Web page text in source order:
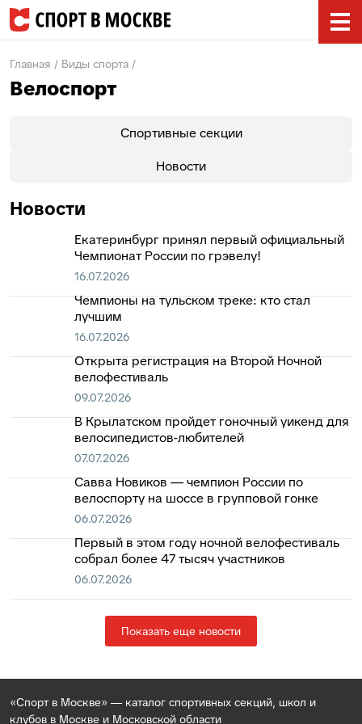
Главная Виды спорта
Велоспорт
Спортивные секции
Новости
Новости
Екатеринбург принял первый официальный
Чемпионат России по грэвелу!
16.07.2026
Чемпионы на тульском треке: кто стал
лучшим
16.07.2026
Открыта регистрация на Второй Ночной
велофестиваль
09.07.2026
В Крылатском пройдет гоночный уикенд для
велосипедистов-любителей
07.07.2026
Cавва Новиков — чемпион России по
велоспорту на шоссе в групповой гонке
06.07.2026
Первый в этом году ночной велофестиваль
собрал более 47 тысяч участников
06.07.2026
Показать еще новости
«Спорт в Москве» — каталог спортивных секций, школ и
клубов в Москве и Московской области